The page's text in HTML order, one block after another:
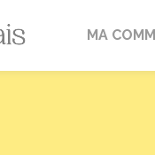
Fréville-du-
MA